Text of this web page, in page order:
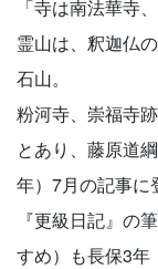
「寺は南法華寺
霊山は、釈迦仏
石山。
粉河寺、崇福寺跡
とあり、藤原道
年）7月の記事に
『更級日記』の
すめ）も長保3年